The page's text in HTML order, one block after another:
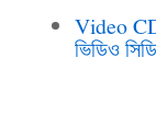
Video
ভিডিও সিডি